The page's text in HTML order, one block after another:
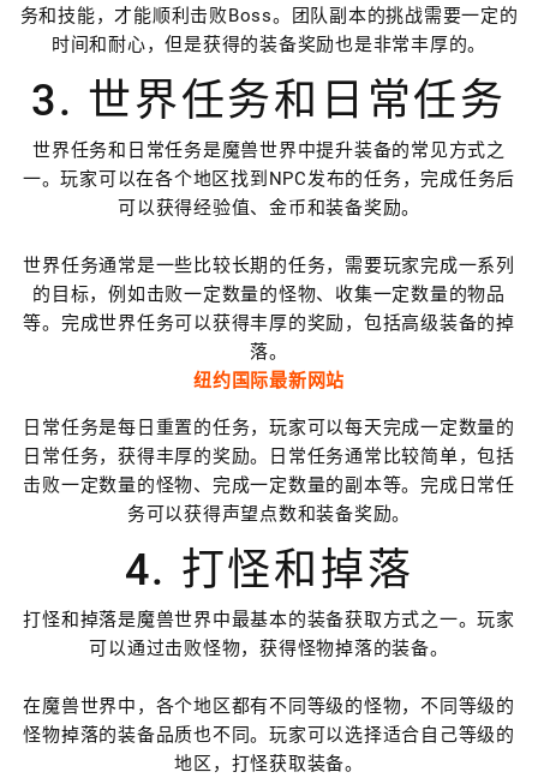
务和技能，才能顺利击败Boss。团队副本的挑战需要一定的
时间和耐心，但是获得的装备奖励也是非常丰厚的。
3. 世界任务和日常任务
世界任务和日常任务是魔兽世界中提升装备的常见方式之
一。玩家可以在各个地区找到NPC发布的任务，完成任务后
可以获得经验值、金币和装备奖励。
世界任务通常是一些比较长期的任务，需要玩家完成一系列
的目标，例如击败一定数量的怪物、收集一定数量的物品
等。完成世界任务可以获得丰厚的奖励，包括高级装备的掉
落。
纽约国际最新网站
日常任务是每日重置的任务，玩家可以每天完成一定数量的
日常任务，获得丰厚的奖励。日常任务通常比较简单，包括
击败一定数量的怪物、完成一定数量的副本等。完成日常任
务可以获得声望点数和装备奖励。
4. 打怪和掉落
打怪和掉落是魔兽世界中最基本的装备获取方式之一。玩家
可以通过击败怪物，获得怪物掉落的装备。
在魔兽世界中，各个地区都有不同等级的怪物，不同等级的
怪物掉落的装备品质也不同。玩家可以选择适合自己等级的
地区，打怪获取装备。